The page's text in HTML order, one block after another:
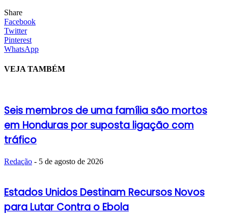
Share
Facebook
Twitter
Pinterest
WhatsApp
VEJA TAMBÉM
Seis membros de uma família são mortos
em Honduras por suposta ligação com
tráfico
Redação - 5 de agosto de 2026
Estados Unidos Destinam Recursos Novos
para Lutar Contra o Ebola